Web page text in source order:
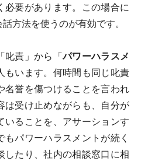
必要があります。この場合に
話方法を使うのが有効です。
叱責」から「パワーハラスメ
もいます。何時間も同じ叱責
名誉を傷つけることを言われ
は受け止めながらも、自分が
いることを、アサーションす
パワーハラスメントが続く
したり、社内の相談窓口に相